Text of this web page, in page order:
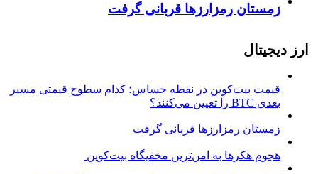
زمستان رمزارزها قربانی گرفت
ارز دیجیتال
قیمت بیت‌کوین در نقطه حساس؛ کدام سطوح قیمتی مسیر
بعدی BTC را تعیین می‌کنند؟
زمستان رمزارزها قربانی گرفت
هجوم هکرها به امن‌ترین مخفیگاه بیت‌کوین